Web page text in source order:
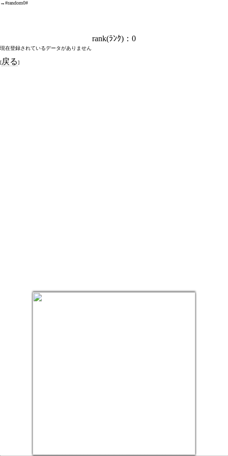
→#random0#
rank(ﾗﾝｸ) ：0
現在登録されているデータがありません
[戻る]